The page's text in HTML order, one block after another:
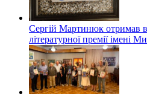
Сергій Мартинюк отримав
літературної премії імені